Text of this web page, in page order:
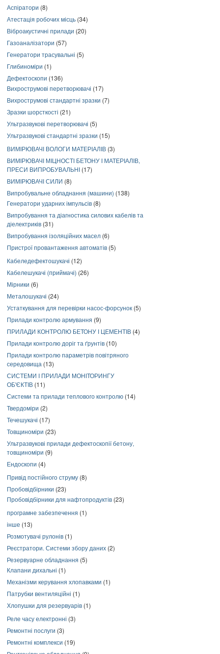
Аспіратори (8)
Атестація робочих місць (34)
Віброакустичні прилади (20)
Газоаналізатори (57)
Генератори трасувальні (5)
Глибиноміри (1)
Дефектоскопи (136)
Вихрострумові перетворювачі (17)
Вихрострумові стандартні зразки (7)
Зразки шорсткості (21)
Ультразвукові перетворювачі (5)
Ультразвукові стандартні зразки (15)
ВИМІРЮВАЧІ ВОЛОГИ МАТЕРІАЛІВ (3)
ВИМІРЮВАЧІ МІЦНОСТІ БЕТОНУ І МАТЕРІАЛІВ,
ПРЕСИ ВИПРОБУВАЛЬНІ (17)
ВИМІРЮВАЧІ СИЛИ (8)
Випробувальне обладнання (машини) (138)
Генератори ударних імпульсів (8)
Випробування та діагностика силових кабелів та
діелектриків (31)
Випробування ізоляційних масел (6)
Пристрої провантаження автоматів (5)
Кабеледефектошукачі (12)
Кабелешукачі (приймачі) (26)
Мірники (6)
Металошукачі (24)
Устаткування для перевірки насос-форсунок (5)
Прилади контролю армування (9)
ПРИЛАДИ КОНТРОЛЮ БЕТОНУ І ЦЕМЕНТІВ (4)
Прилади контролю доріг та ґрунтів (10)
Прилади контролю параметрів повітряного
середовища (13)
СИСТЕМИ І ПРИЛАДИ МОНІТОРИНГУ
ОБ'ЄКТІВ (11)
Системи та прилади теплового контролю (14)
Твердоміри (2)
Течешукачі (17)
Товщиноміри (23)
Ультразвукові прилади дефектоскопії бетону,
товщиноміри (9)
Ендоскопи (4)
Привід постійного струму (8)
Пробовідбірники (23)
Пробовідбірники для нафтопродуктів (23)
програмне забезпечення (1)
інше (13)
Розмотувачі рулонів (1)
Реєстратори. Системи збору даних (2)
Резервуарне обладнання (5)
Клапани дихальні (1)
Механізми керування хлопавками (1)
Патрубки вентиляційні (1)
Хлопушки для резервуарів (1)
Реле часу електронні (3)
Ремонтні послуги (3)
Ремонтні комплекси (19)